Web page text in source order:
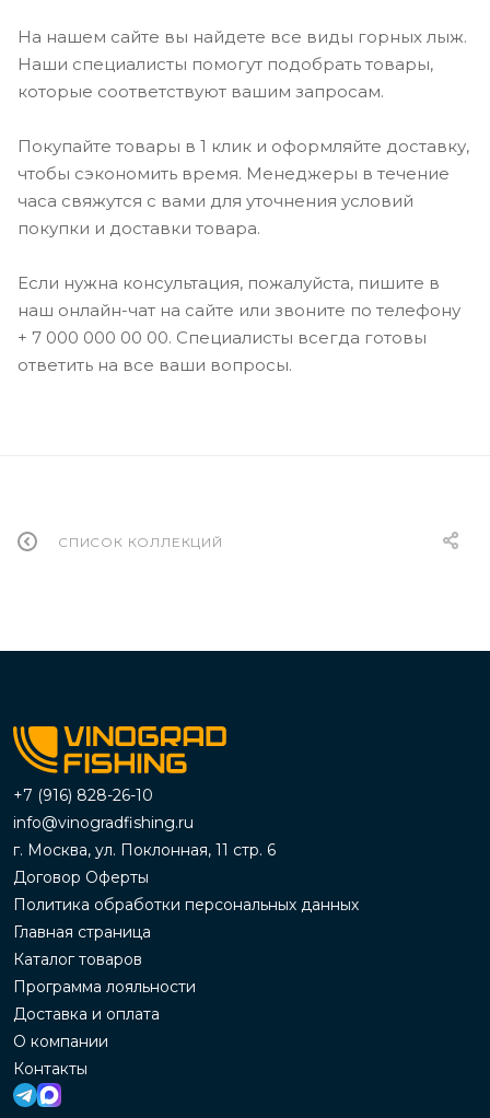
На нашем сайте вы найдете все виды горных лыж.
Наши специалисты помогут подобрать товары,
которые соответствуют вашим запросам.
Покупайте товары в 1 клик и оформляйте доставку,
чтобы сэкономить время. Менеджеры в течение
часа свяжутся с вами для уточнения условий
покупки и доставки товара.
Если нужна консультация, пожалуйста, пишите в
наш онлайн-чат на сайте или звоните по телефону
+ 7 000 000 00 00. Специалисты всегда готовы
ответить на все ваши вопросы.
СПИСОК КОЛЛЕКЦИЙ
+7 (916) 828-26-10
info@vinogradfishing.ru
г. Москва, ул. Поклонная, 11 стр. 6
Договор Оферты
Политика обработки персональных данных
Главная страница
Каталог товаров
Программа лояльности
Доставка и оплата
О компании
Контакты